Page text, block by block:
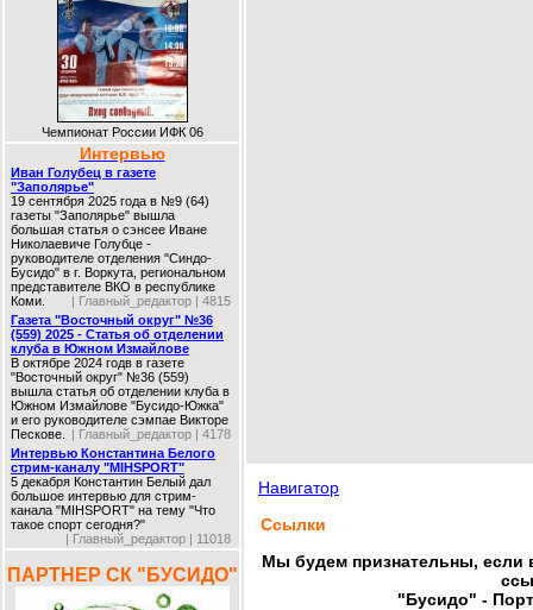
Чемпионат России ИФК 06
Интервью
Иван Голубец в газете
"Заполярье"
19 сентября 2025 года в №9 (64)
газеты "Заполярье" вышла
большая статья о сэнсее Иване
Николаевиче Голубце -
руководителе отделения "Синдо-
Бусидо" в г. Воркута, региональном
представителе ВКО в республике
Коми.
| Главный_редактор | 4815
Газета "Восточный округ" №36
(559) 2025 - Статья об отделении
клуба в Южном Измайлове
В октябре 2024 годв в газете
"Восточный округ" №36 (559)
вышла статья об отделении клуба в
Южном Измайлове "Бусидо-Южка"
и его руководителе сэмпае Викторе
Пескове.
| Главный_редактор | 4178
Интервью Константина Белого
стрим-каналу "MIHSPORT"
5 декабря Константин Белый дал
большое интервью для стрим-
канала "MIHSPORT" на тему "Что
такое спорт сегодня?"
| Главный_редактор | 11018
ПАРТНЕР СК "БУСИДО"
Навигатор
Ссылки
Мы будем признательны, если
"Бусидо" -